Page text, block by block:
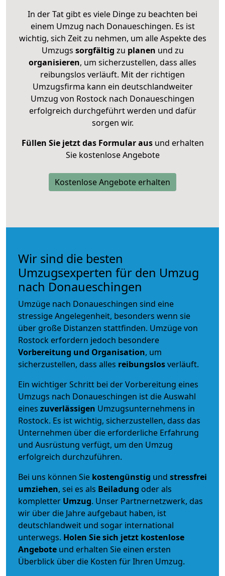
In der Tat gibt es viele Dinge zu beachten bei
einem Umzug nach Donaueschingen. Es ist
wichtig, sich Zeit zu nehmen, um alle Aspekte des
Umzugs sorgfältig zu planen und zu
organisieren, um sicherzustellen, dass alles
reibungslos verläuft. Mit der richtigen
Umzugsfirma kann ein deutschlandweiter
Umzug von Rostock nach Donaueschingen
erfolgreich durchgeführt werden und dafür
sorgen wir.
Füllen Sie jetzt das Formular ausund erhalten
Sie kostenlose Angebote
Kostenlose Angebote erhalten
Wir sind die besten
Umzugsexperten für den Umzug
nach Donaueschingen
Umzüge nach Donaueschingen sind eine
stressige Angelegenheit, besonders wenn sie
über große Distanzen stattfinden. Umzüge von
Rostock erfordern jedoch besondere
Vorbereitung und Organisation, um
sicherzustellen, dass alles reibungslosverläuft.
Ein wichtiger Schritt bei der Vorbereitung eines
Umzugs nach Donaueschingen ist die Auswahl
eines zuverlässigen Umzugsunternehmens in
Rostock. Es ist wichtig, sicherzustellen, dass das
Unternehmen über die erforderliche Erfahrung
und Ausrüstung verfügt, um den Umzug
erfolgreich durchzuführen.
Bei uns können Sie kostengünstig und stressfrei
umziehen, sei es als Beiladung oder als
kompletter Umzug. Unser Partnernetzwerk, das
wir über die Jahre aufgebaut haben, ist
deutschlandweit und sogar international
unterwegs. Holen Sie sich jetzt kostenlose
Angebote und erhalten Sie einen ersten
Überblick über die Kosten für Ihren Umzug.